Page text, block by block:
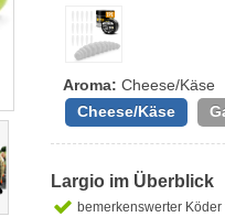
Aroma: Cheese/Käse
Cheese/Käse
Largio im Überblick
bemerkenswerter